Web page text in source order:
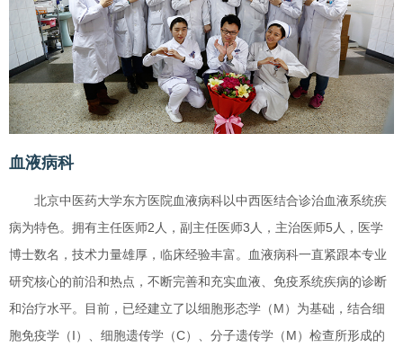
血液病科
北京中医药大学东方医院血液病科以中西医结合诊治血液系统疾
病为特色。拥有主任医师2人，副主任医师3人，主治医师5人，医学
博士数名，技术力量雄厚，临床经验丰富。血液病科一直紧跟本专业
研究核心的前沿和热点，不断完善和充实血液、免疫系统疾病的诊断
和治疗水平。目前，已经建立了以细胞形态学（M）为基础，结合细
胞免疫学（I）、细胞遗传学（C）、分子遗传学（M）检查所形成的